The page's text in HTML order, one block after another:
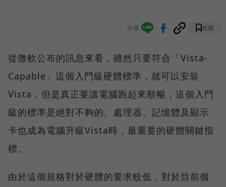
分享 收藏
從微軟公布的訊息來看，雖然只要符合「Vista-
Capable」這個入門級硬體標準，就可以安裝
Vista，但是真正要讓電腦跑起來順暢，這個入門
級的標準是絕對不夠的。處理器、記憶體及顯示
卡也成為電腦升級Vista時，最重要的硬體關鍵指
標。
由於這個規格對於硬體的要求較低，對於目前個